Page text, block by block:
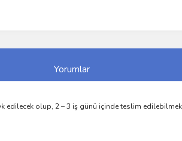
Yorumlar
edilecek olup, 2 – 3 iş günü içinde teslim